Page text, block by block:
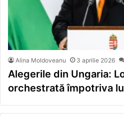
Alina Moldoveanu 3 aprilie 2026
Alegerile din Ungaria:
orchestrată împotriva